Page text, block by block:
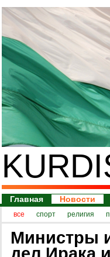
Главная Новости
все спорт религия
Министры